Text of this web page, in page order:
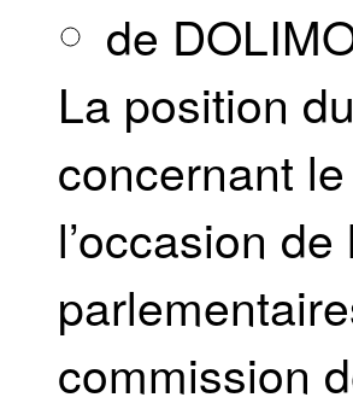
de
La position
concernant
l’occasion
commission